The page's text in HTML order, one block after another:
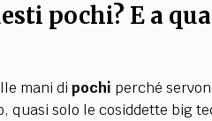
pochi? E a
mani di pochi perché
quasi solo le cosiddette big